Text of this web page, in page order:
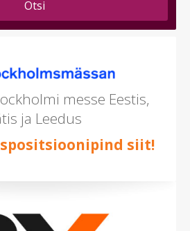
messe Eestis,
ja Leedus
siit!